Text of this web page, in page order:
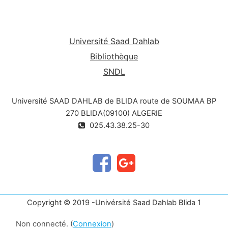
Université Saad Dahlab
Bibliothèque
SNDL
Université SAAD DAHLAB de BLIDA route de SOUMAA BP
270 BLIDA(09100) ALGERIE
025.43.38.25-30
Copyright © 2019 -Univérsité Saad Dahlab Blida 1
Non connecté. (Connexion)